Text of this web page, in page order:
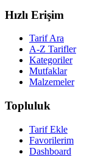
Hızlı Erişim
Tarif Ara
A-Z Tarifler
Kategoriler
Mutfaklar
Malzemeler
Topluluk
Tarif Ekle
Favorilerim
Dashboard